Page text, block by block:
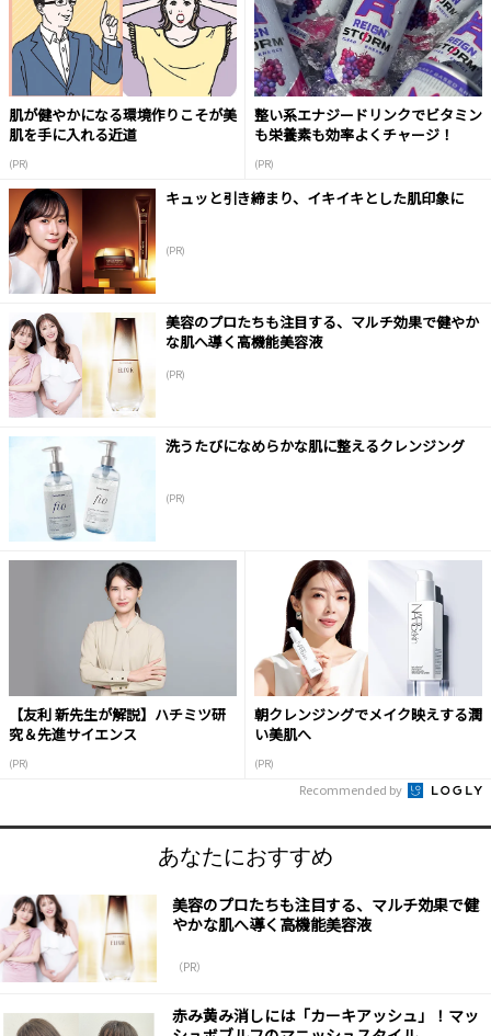
肌が健やかになる環境作りこそが美
肌を手に入れる近道
(PR)
整い系エナジードリンクでビタミン
も栄養素も効率よくチャージ！
(PR)
キュッと引き締まり、イキイキとした肌印象に
(PR)
美容のプロたちも注目する、マルチ効果で健やか
な肌へ導く高機能美容液
(PR)
洗うたびになめらかな肌に整えるクレンジング
(PR)
【友利 新先生が解説】ハチミツ研
究＆先進サイエンス
(PR)
朝クレンジングでメイク映えする潤
い美肌へ
(PR)
Recommended by
あなたにおすすめ
美容のプロたちも注目する、マルチ効果で健
やかな肌へ導く高機能美容液
（PR）
赤み黄み消しには「カーキアッシュ」！マッ